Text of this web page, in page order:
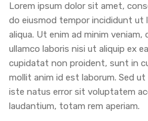
Lorem ipsum dolor sit amet,
do eiusmod tempor incididunt ut
aliqua. Ut enim ad minim
ullamco laboris nisi ut aliquip ex
cupidatat non proident, sunt in
mollit anim id est laborum. Sed
iste natus error sit voluptatem
laudantium, totam rem aperiam.